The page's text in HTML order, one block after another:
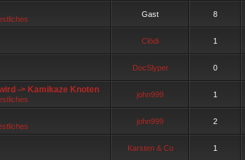
Gast 8
Clödi 1
DocSlyper 0
-> Kamikaze Knoten john999 1
john999 2
Karsten & Co 1